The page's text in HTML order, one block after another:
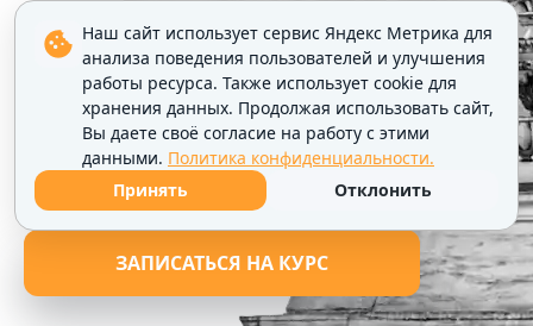
ЗАПИСАТЬСЯ НА КУРС
Наш сайт использует сервис Яндекс Метрика для
анализа поведения пользователей и улучшения
работы ресурса. Также использует cookie для
хранения данных. Продолжая использовать сайт,
Вы даете своё согласие на работу с этими
данными. Политика конфиденциальности.
Принять
Отклонить